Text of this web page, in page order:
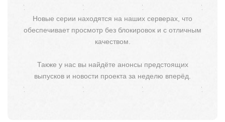
Новые серии находятся на наших серверах, что
обеспечивает просмотр без блокировок и с отличным
качеством.
Также у нас вы найдёте анонсы предстоящих
выпусков и новости проекта за неделю вперёд.